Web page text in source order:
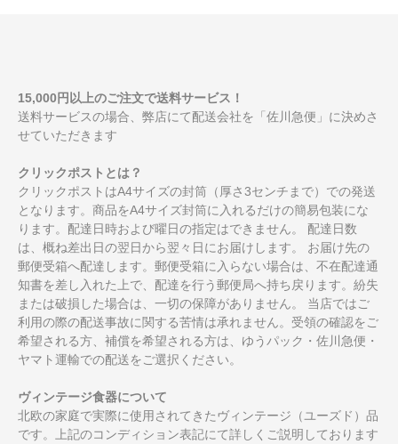
15,000円以上のご注文で送料サービス！
送料サービスの場合、弊店にて配送会社を「佐川急便」に決めさ
せていただきます
クリックポストとは？
クリックポストはA4サイズの封筒（厚さ3センチまで）での発送
となります。商品をA4サイズ封筒に入れるだけの簡易包装にな
ります。配達日時および曜日の指定はできません。 配達日数
は、概ね差出日の翌日から翌々日にお届けします。 お届け先の
郵便受箱へ配達します。郵便受箱に入らない場合は、不在配達通
知書を差し入れた上で、配達を行う郵便局へ持ち戻ります。紛失
または破損した場合は、一切の保障がありません。 当店ではご
利用の際の配送事故に関する苦情は承れません。受領の確認をご
希望される方、補償を希望される方は、ゆうパック・佐川急便・
ヤマト運輸での配送をご選択ください。
ヴィンテージ食器について
北欧の家庭で実際に使用されてきたヴィンテージ（ユーズド）品
です。上記のコンディション表記にて詳しくご説明しております